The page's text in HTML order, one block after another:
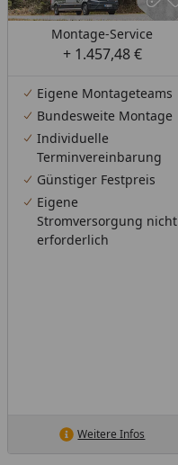
Montage-Service
+ 1.457,48 €
Eigene Montageteams
Bundesweite Montage
Individuelle
Terminvereinbarung
Günstiger Festpreis
Eigene
Stromversorgung nicht
erforderlich
Weitere Infos